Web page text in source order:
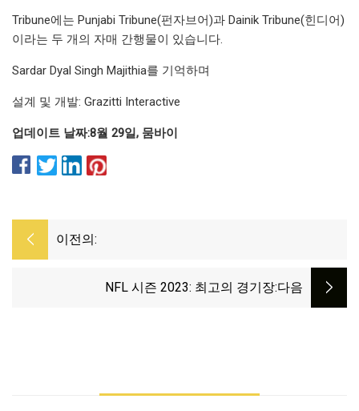
Tribune에는 Punjabi Tribune(펀자브어)과 Dainik Tribune(힌디어)
이라는 두 개의 자매 간행물이 있습니다.
Sardar Dyal Singh Majithia를 기억하며
설계 및 개발: Grazitti Interactive
업데이트 날짜:8월 29일, 뭄바이
이전의:
NFL 시즌 2023: 최고의 경기장:다음